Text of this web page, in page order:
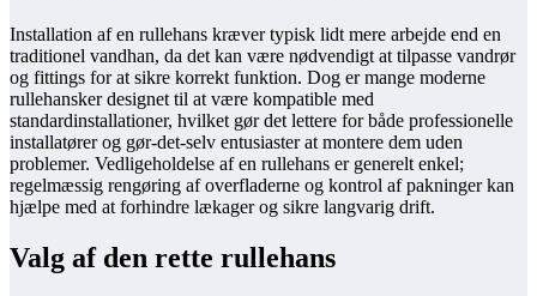
Installation af en rullehans kræver typisk lidt mere arbejde end en
traditionel vandhan, da det kan være nødvendigt at tilpasse vandrør
og fittings for at sikre korrekt funktion. Dog er mange moderne
rullehansker designet til at være kompatible med
standardinstallationer, hvilket gør det lettere for både professionelle
installatører og gør-det-selv entusiaster at montere dem uden
problemer. Vedligeholdelse af en rullehans er generelt enkel;
regelmæssig rengøring af overfladerne og kontrol af pakninger kan
hjælpe med at forhindre lækager og sikre langvarig drift.
Valg af den rette rullehans